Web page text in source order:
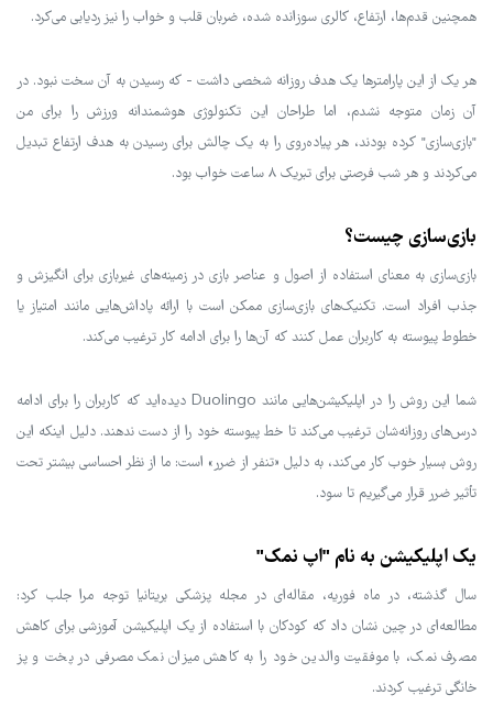
همچنین قدم‌ها، ارتفاع، کالری سوزانده شده، ضربان قلب و خواب را نیز ردیابی می‌کرد.
هر یک از این پارامترها یک هدف روزانه شخصی داشت - که رسیدن به آن سخت نبود. در
آن زمان متوجه نشدم، اما طراحان این تکنولوژی هوشمندانه ورزش را برای من
"بازی‌سازی" کرده بودند، هر پیاده‌روی را به یک چالش برای رسیدن به هدف ارتفاع تبدیل
می‌کردند و هر شب فرصتی برای تبریک ۸ ساعت خواب بود.
بازی‌سازی چیست؟
بازی‌سازی به معنای استفاده از اصول و عناصر بازی در زمینه‌های غیربازی برای انگیزش و
جذب افراد است. تکنیک‌های بازی‌سازی ممکن است با ارائه پاداش‌هایی مانند امتیاز یا
خطوط پیوسته به کاربران عمل کنند که آن‌ها را برای ادامه کار ترغیب می‌کند.
شما این روش را در اپلیکیشن‌هایی مانند Duolingo دیده‌اید که کاربران را برای ادامه
درس‌های روزانه‌شان ترغیب می‌کند تا خط پیوسته خود را از دست ندهند. دلیل اینکه این
روش بسیار خوب کار می‌کند، به دلیل «تنفر از ضرر» است: ما از نظر احساسی بیشتر تحت
تأثیر ضرر قرار می‌گیریم تا سود.
یک اپلیکیشن به نام "اپ نمک"
سال گذشته، در ماه فوریه، مقاله‌ای در مجله پزشکی بریتانیا توجه مرا جلب کرد:
مطالعه‌ای در چین نشان داد که کودکان با استفاده از یک اپلیکیشن آموزشی برای کاهش
مصرف نمک، با موفقیت والدین خود را به کاهش میزان نمک مصرفی در پخت و پز
خانگی ترغیب کردند.